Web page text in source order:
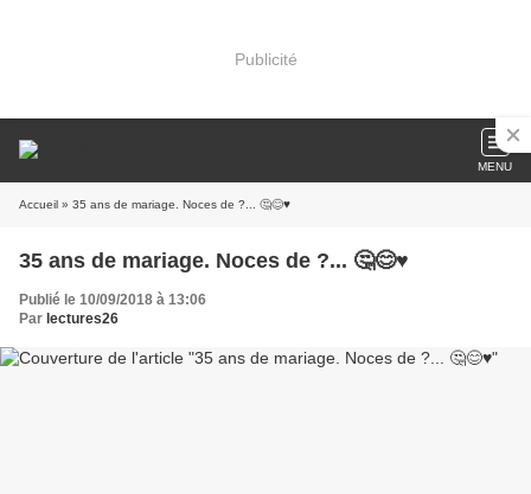
Publicité
MENU
Accueil » 35 ans de mariage. Noces de ?... 🤔😊♥️
35 ans de mariage. Noces de ?... 🤔😊♥️
Publié le 10/09/2018 à 13:06
Par lectures26